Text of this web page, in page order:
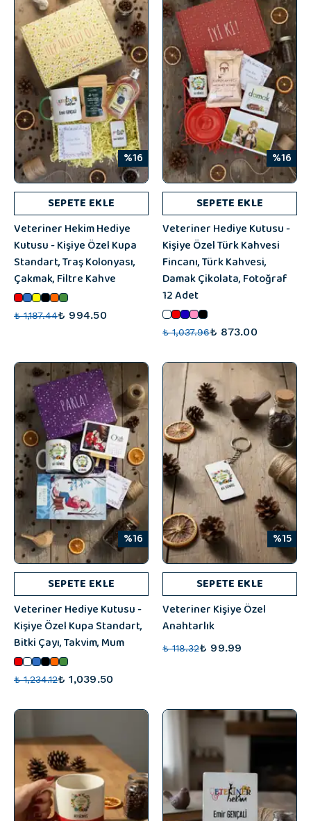
%16
SEPETE EKLE
Veteriner Hekim Hediye
Kutusu - Kişiye Özel Kupa
Standart, Traş Kolonyası,
Çakmak, Filtre Kahve
₺ 1,187.44₺ 994.50
%16
SEPETE EKLE
Veteriner Hediye Kutusu -
Kişiye Özel Türk Kahvesi
Fincanı, Türk Kahvesi,
Damak Çikolata, Fotoğraf
12 Adet
₺ 1,037.96₺ 873.00
%16
SEPETE EKLE
Veteriner Hediye Kutusu -
Kişiye Özel Kupa Standart,
Bitki Çayı, Takvim, Mum
₺ 1,234.12₺ 1,039.50
%15
SEPETE EKLE
Veteriner Kişiye Özel
Anahtarlık
₺ 118.32₺ 99.99